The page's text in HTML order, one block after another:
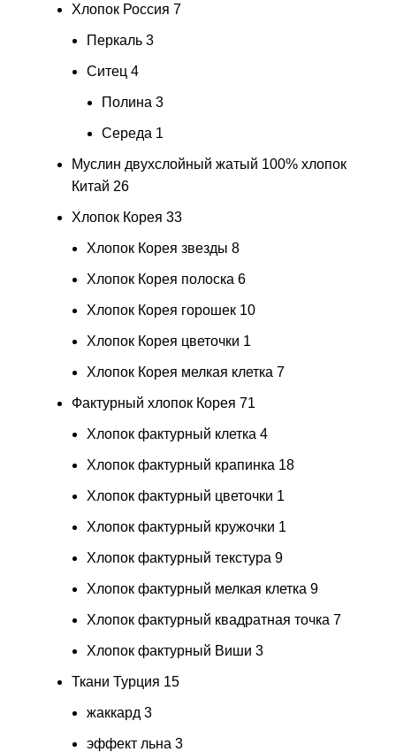
Хлопок Россия 7
Перкаль 3
Ситец 4
Полина 3
Середа 1
Муслин двухслойный жатый 100% хлопок
Китай 26
Хлопок Корея 33
Хлопок Корея звезды 8
Хлопок Корея полоска 6
Хлопок Корея горошек 10
Хлопок Корея цветочки 1
Хлопок Корея мелкая клетка 7
Фактурный хлопок Корея 71
Хлопок фактурный клетка 4
Хлопок фактурный крапинка 18
Хлопок фактурный цветочки 1
Хлопок фактурный кружочки 1
Хлопок фактурный текстура 9
Хлопок фактурный мелкая клетка 9
Хлопок фактурный квадратная точка 7
Хлопок фактурный Виши 3
Ткани Турция 15
жаккард 3
эффект льна 3